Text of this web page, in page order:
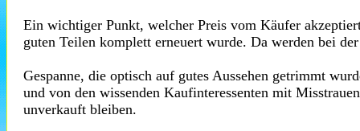
Ein wichtiger Punkt, welcher Preis vom Käufer
guten Teilen komplett erneuert wurde. Da werden bei
Gespanne, die optisch auf gutes Aussehen getrimmt
und von den wissenden Kaufinteressenten mit
unverkauft bleiben.